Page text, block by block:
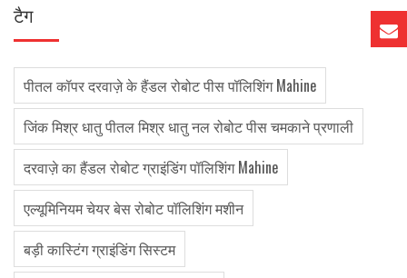
टैग
पीतल कॉपर दरवाज़े के हैंडल रोबोट पीस पॉलिशिंग Mahine
जिंक मिश्र धातु पीतल मिश्र धातु नल रोबोट पीस चमकाने प्रणाली
दरवाज़े का हैंडल रोबोट ग्राइंडिंग पॉलिशिंग Mahine
एल्यूमिनियम चेयर बेस रोबोट पॉलिशिंग मशीन
बड़ी कास्टिंग ग्राइंडिंग सिस्टम